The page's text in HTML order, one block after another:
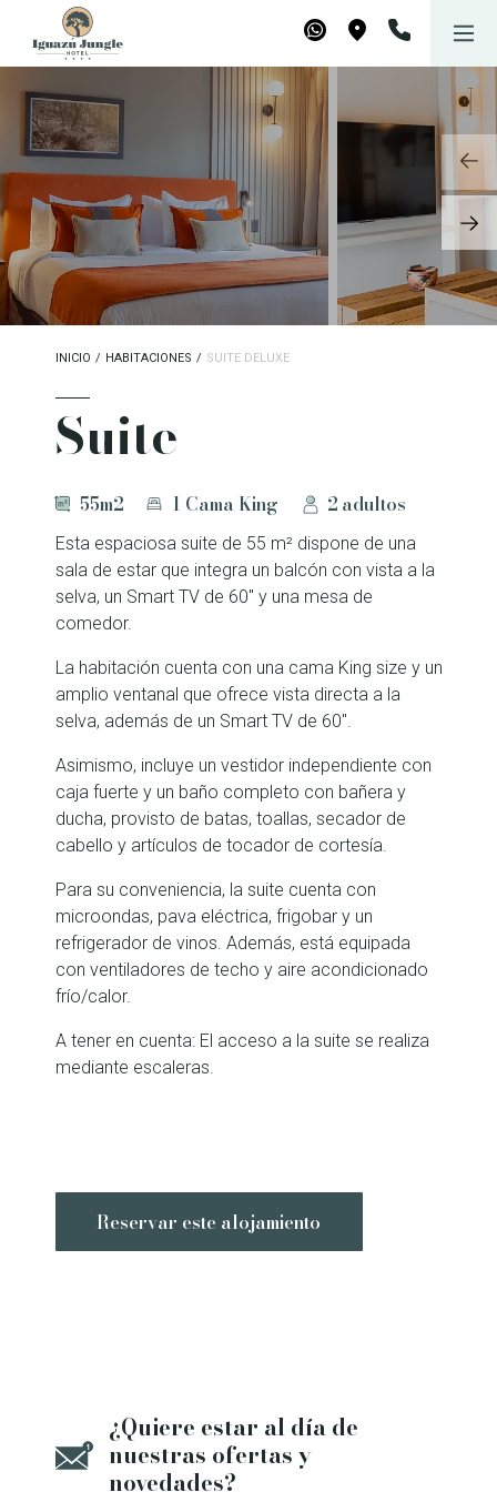
Iguazú Jungle Lodge
WhatsApp
Maps
INICIO / HABITACIONES / SUITE DELUXE
Suite
55m2 1 Cama King 2 adultos
Esta espaciosa suite de 55 m² dispone de una
sala de estar que integra un balcón con vista a la
selva, un Smart TV de 60" y una mesa de
comedor.
La habitación cuenta con una cama King size y un
amplio ventanal que ofrece vista directa a la
selva, además de un Smart TV de 60".
Asimismo, incluye un vestidor independiente con
caja fuerte y un baño completo con bañera y
ducha, provisto de batas, toallas, secador de
cabello y artículos de tocador de cortesía.
Para su conveniencia, la suite cuenta con
microondas, pava eléctrica, frigobar y un
refrigerador de vinos. Además, está equipada
con ventiladores de techo y aire acondicionado
frío/calor.
A tener en cuenta: El acceso a la suite se realiza
mediante escaleras.
Reservar este alojamiento
¿Quiere estar al día de
nuestras ofertas y
novedades?